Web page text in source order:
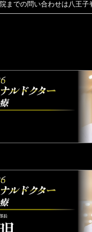
までの問い合わせは八王子